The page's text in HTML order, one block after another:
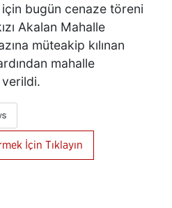
için bugün cenaze töreni
Akalan Mahalle
müteakip kılınan
mahalle
verildi.
İçin Tıklayın